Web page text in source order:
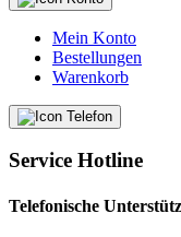
Mein Konto
Bestellungen
Warenkorb
Service Hotline
Telefonische